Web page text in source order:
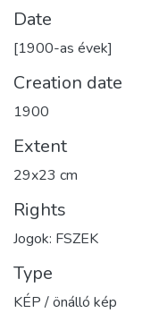
Date
[1900-as évek]
Creation date
1900
Extent
29x23 cm
Rights
Jogok: FSZEK
Type
KÉP / önálló kép